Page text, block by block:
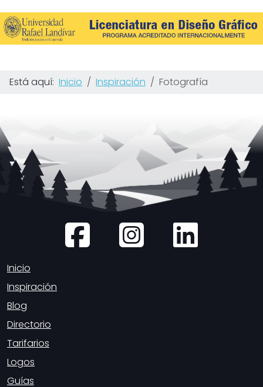
Está aquí: Inicio Inspiración Fotografía
Inicio
Inspiración
Blog
Directorio
Tarifarios
Logos
Guías